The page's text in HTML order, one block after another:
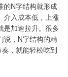
的N字结构就形成
介入成本低，上涨
是加速拉升。很多
说，N字结构的精
，就能轻松吃到